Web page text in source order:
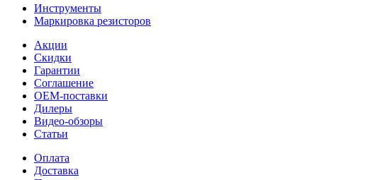
Инструменты
Маркировка резисторов
Акции
Скидки
Гарантии
Соглашение
OEM-поставки
Дилеры
Видео-обзоры
Статьи
Оплата
Доставка